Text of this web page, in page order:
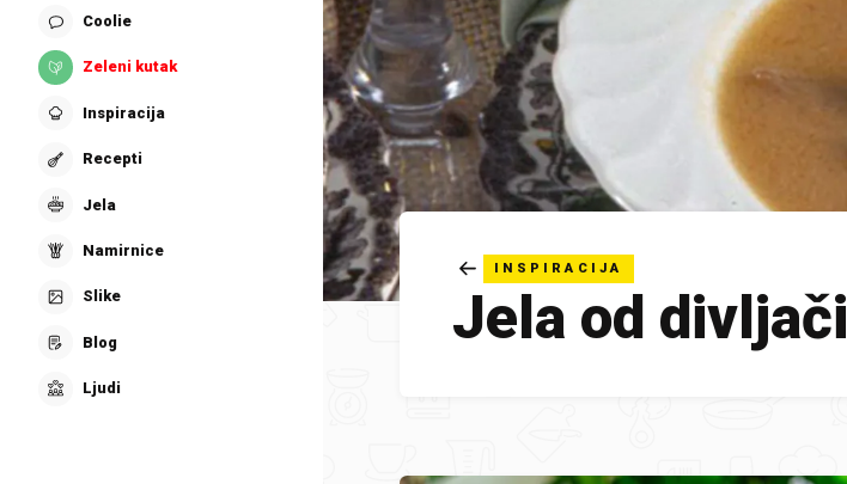
Coolie
Zeleni kutak
Inspiracija
Recepti
Jela
Namirnice
Slike
Blog
Ljudi
INSPIRACIJA
Jela od divljači